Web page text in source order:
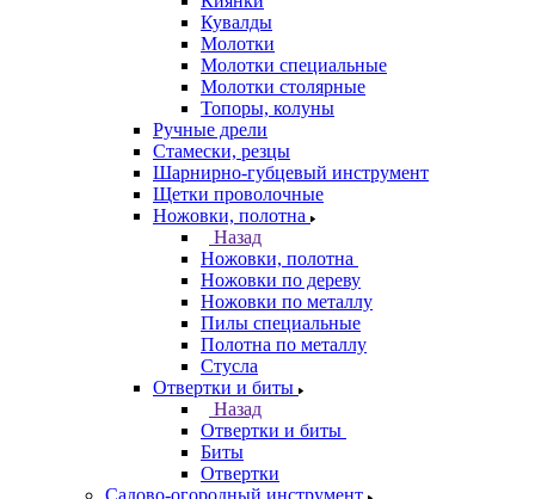
Кувалды
Молотки
Молотки специальные
Молотки столярные
Топоры, колуны
Ручные дрели
Стамески, резцы
Шарнирно-губцевый инструмент
Щетки проволочные
Ножовки, полотна
Назад
Ножовки, полотна
Ножовки по дереву
Ножовки по металлу
Пилы специальные
Полотна по металлу
Стусла
Отвертки и биты
Назад
Отвертки и биты
Биты
Отвертки
Садово-огородный инструмент